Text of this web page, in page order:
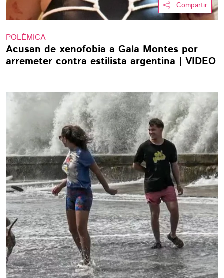
Compartir
POLÉMICA
Acusan de xenofobia a Gala Montes por
arremeter contra estilista argentina | VIDEO